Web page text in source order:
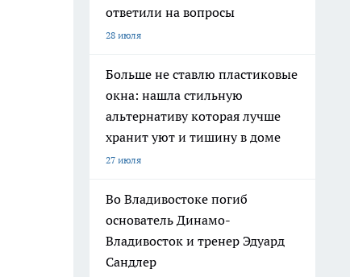
ответили на вопросы
28 июля
Больше не ставлю пластиковые
окна: нашла стильную
альтернативу которая лучше
хранит уют и тишину в доме
27 июля
Во Владивостоке погиб
основатель Динамо-
Владивосток и тренер Эдуард
Сандлер